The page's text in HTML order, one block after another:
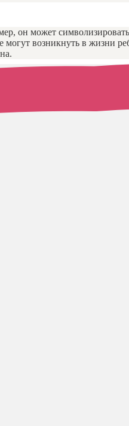
он может
возникнуть в жизни